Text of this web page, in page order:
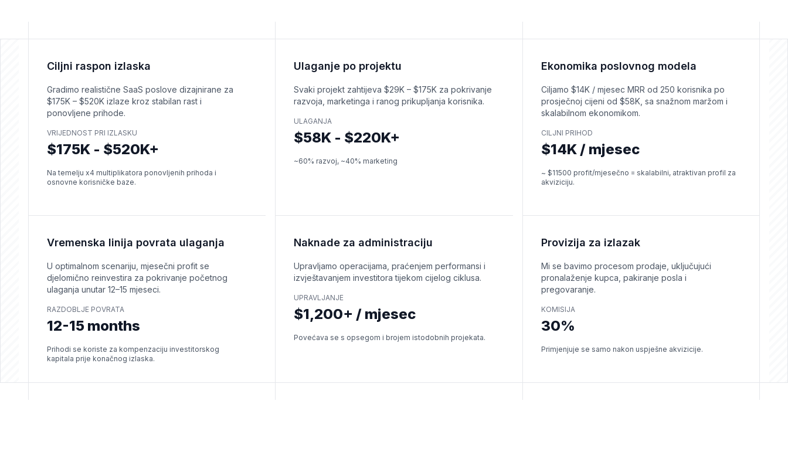
Ciljni raspon izlaska
Gradimo realistične SaaS poslove dizajnirane za
$175K – $520K izlaze kroz stabilan rast i
ponovljene prihode.
VRIJEDNOST PRI IZLASKU
$175K - $520K+
Na temelju x4 multiplikatora ponovljenih prihoda i
osnovne korisničke baze.
Ulaganje po projektu
Svaki projekt zahtijeva $29K – $175K za pokrivanje
razvoja, marketinga i ranog prikupljanja korisnika.
ULAGANJA
$58K - $220K+
~60% razvoj, ~40% marketing
Ekonomika poslovnog modela
Ciljamo $14K / mjesec MRR od 250 korisnika po
prosječnoj cijeni od $58K, sa snažnom maržom i
skalabilnom ekonomikom.
CILJNI PRIHOD
$14K / mjesec
~ $11500 profit/mjesečno = skalabilni, atraktivan profil za
akviziciju.
Vremenska linija povrata ulaganja
U optimalnom scenariju, mjesečni profit se
djelomično reinvestira za pokrivanje početnog
ulaganja unutar 12–15 mjeseci.
RAZDOBLJE POVRATA
12-15 months
Prihodi se koriste za kompenzaciju investitorskog
kapitala prije konačnog izlaska.
Naknade za administraciju
Upravljamo operacijama, praćenjem performansi i
izvještavanjem investitora tijekom cijelog ciklusa.
UPRAVLJANJE
$1,200+ / mjesec
Povećava se s opsegom i brojem istodobnih projekata.
Provizija za izlazak
Mi se bavimo procesom prodaje, uključujući
pronalaženje kupca, pakiranje posla i
pregovaranje.
KOMISIJA
30%
Primjenjuje se samo nakon uspješne akvizicije.